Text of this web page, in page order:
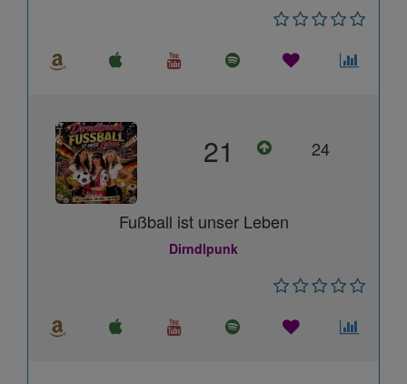
21 24
Fußball ist unser Leben
Dirndlpunk